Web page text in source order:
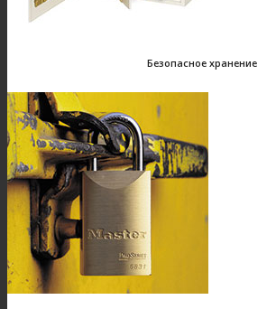
Безопасное хранение